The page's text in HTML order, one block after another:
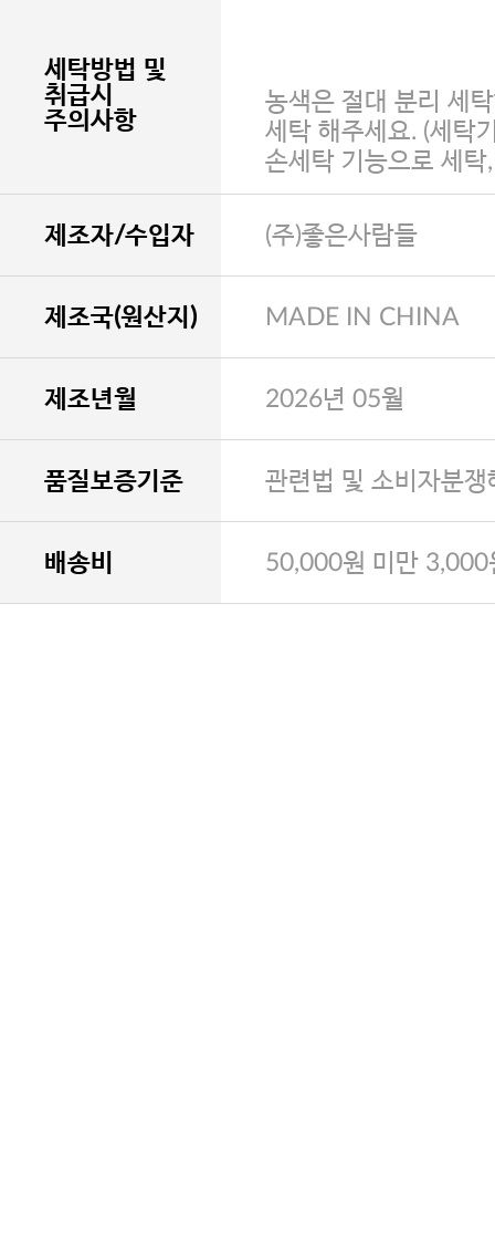
세탁방법 및
취급시
주의사항
농색은 절대 분리 세
세탁 해주세요. (세탁
손세탁 기능으로 세탁
제조자/수입자 (주)좋은사람들
제조국(원산지) MADE IN CHINA
제조년월 2026년 05월
품질보증기준 관련법 및 소비자분
배송비 50,000원 미만 3,000